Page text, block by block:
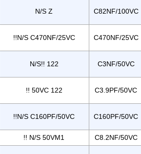
N/S Z C82NF/100VC
!!N/S C470NF/25VC C470NF/25VC
N/S!! 122 C3NF/50VC
!! 50VC 122 C3.9PF/50VC
!!N/S C160PF/50VC C160PF/50VC
!! N/S 50VM1 C8.2NF/50VC